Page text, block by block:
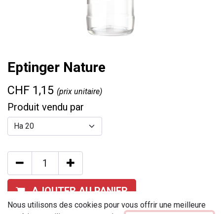
Eptinger Nature
CHF 1,15 (prix unitaire)
Produit vendu par
AJOUTER AU PANIER
Nous utilisons des cookies pour vous offrir une meilleure